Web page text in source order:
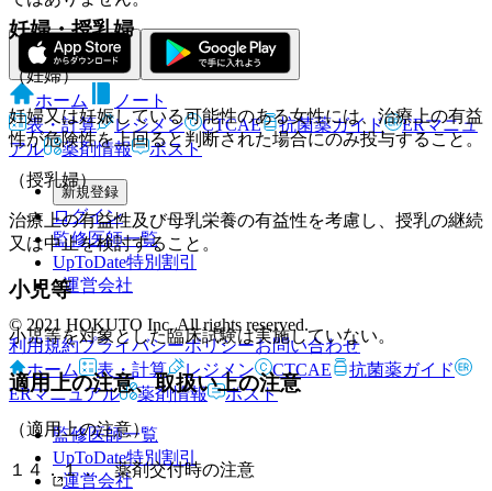
妊婦・授乳婦
（妊婦）
妊婦又は妊娠している可能性のある女性には、治療上の有益
性が危険性を上回ると判断された場合にのみ投与すること。
（授乳婦）
治療上の有益性及び母乳栄養の有益性を考慮し、授乳の継続
又は中止を検討すること。
小児等
小児等を対象とした臨床試験は実施していない。
適用上の注意、取扱い上の注意
（適用上の注意）
１４．１． 薬剤交付時の注意
ホーム
ノート
表・計算
レジメン CTCAE 抗菌薬ガイド
ERマニュ
アル
薬剤情報 ポスト
新規登録
ログイン
監修医師一覧
UpToDate特別割引
運営会社
© 2021 HOKUTO Inc. All rights reserved.
利用規約プライバシーポリシーお問い合わせ
ホーム
表・計算 レジメン CTCAE
抗菌薬ガイド
ERマニュアル
薬剤情報 ポスト
監修医師一覧
UpToDate特別割引
運営会社